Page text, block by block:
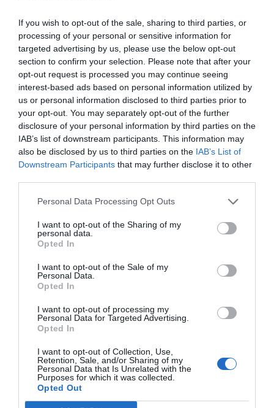
If you wish to opt-out of the sale, sharing to third parties, or
processing of your personal or sensitive information for
targeted advertising by us, please use the below opt-out
section to confirm your selection. Please note that after your
opt-out request is processed you may continue seeing
interest-based ads based on personal information utilized by
us or personal information disclosed to third parties prior to
your opt-out. You may separately opt-out of the further
disclosure of your personal information by third parties on the
IAB’s list of downstream participants. This information may
also be disclosed by us to third parties on the IAB’s List of
Downstream Participants that may further disclose it to other
Personal Data Processing Opt Outs
I want to opt-out of the Sharing of my
personal data.
Opted In
I want to opt-out of the Sale of my
Personal Data.
Opted In
I want to opt-out of processing my
Personal Data for Targeted Advertising.
Opted In
I want to opt-out of Collection, Use,
Retention, Sale, and/or Sharing of my
Personal Data that Is Unrelated with the
Purposes for which it was collected.
Opted Out
Ignacio Aguirre 09/08/26 06:00
SOCIEDAD
Los cambios del Papa León XIV: lentos pero
acertados
Eulogio López 09/08/26 06:00
Marcelo Gullo: “El trabajo de desmitificar la
historia, de poner la verdadera, de
desmontar la falsificación, es un trabajo
Artículos anteriores
Diario de la corrupción sanchista. Hazte
Oír se manifiesta delante de La Mareta:
“Pedro Sánchez es un criminal”
Artículos anteriores